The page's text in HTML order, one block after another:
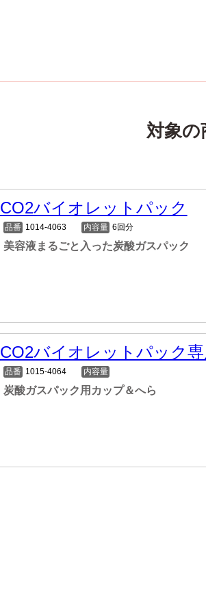
対象の
CO2バイオレットパック
品番 1014-4063 内容量 6回分
美容液まるごと入った炭酸ガスパック
CO2バイオレットパック
品番 1015-4064 内容量
炭酸ガスパック用カップ＆へら